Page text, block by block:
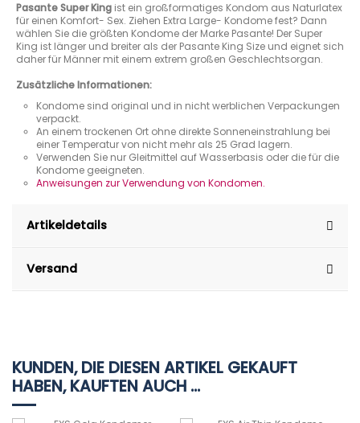
Pasante Super King ist ein großformatiges Kondom aus Naturlatex
für einen Komfort- Sex. Ziehen Extra Large- Kondome fest? Dann
wählen Sie die größten Kondome der Marke Pasante! Der Super
King ist länger und breiter als der Pasante King Size und eignet sich
daher für Männer mit einem extrem großen Geschlechtsorgan.
Zusätzliche Informationen:
Kondome sind original und in nicht werblichen Verpackungen
verpackt.
An einem trockenen Ort ohne direkte Sonneneinstrahlung bei
einer Temperatur von nicht mehr als 25 Grad lagern.
Verwenden Sie nur Gleitmittel auf Wasserbasis oder die für die
Kondome geeigneten.
Anweisungen zur Verwendung von Kondomen.
Artikeldetails
Versand
KUNDEN, DIE DIESEN ARTIKEL GEKAUFT
HABEN, KAUFTEN AUCH ...